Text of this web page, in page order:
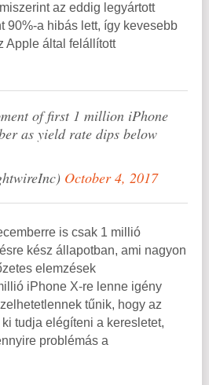
az eddig legyártott
90%-a hibás lett, így kevesebb
Apple által felállított
of first 1 million iPhone
as yield rate dips below
October 4, 2017
is csak 1 millió
kész állapotban, ami nagyon
elemzések
iPhone X-re lenne igény
tűnik, hogy az
tudja elégíteni a keresletet,
problémás a